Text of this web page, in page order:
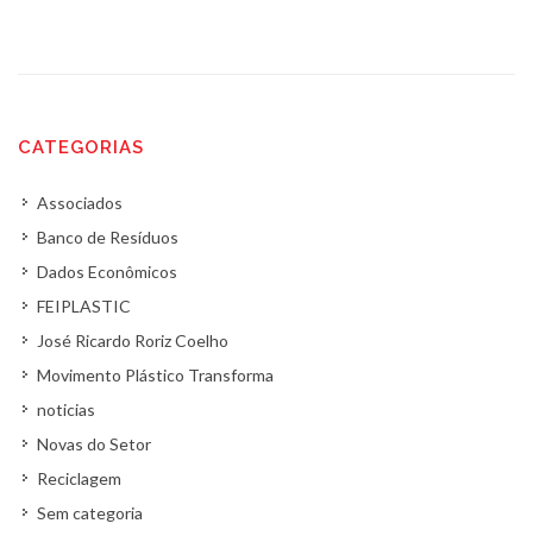
CATEGORIAS
Associados
Banco de Resíduos
Dados Econômicos
FEIPLASTIC
José Ricardo Roriz Coelho
Movimento Plástico Transforma
noticias
Novas do Setor
Reciclagem
Sem categoria